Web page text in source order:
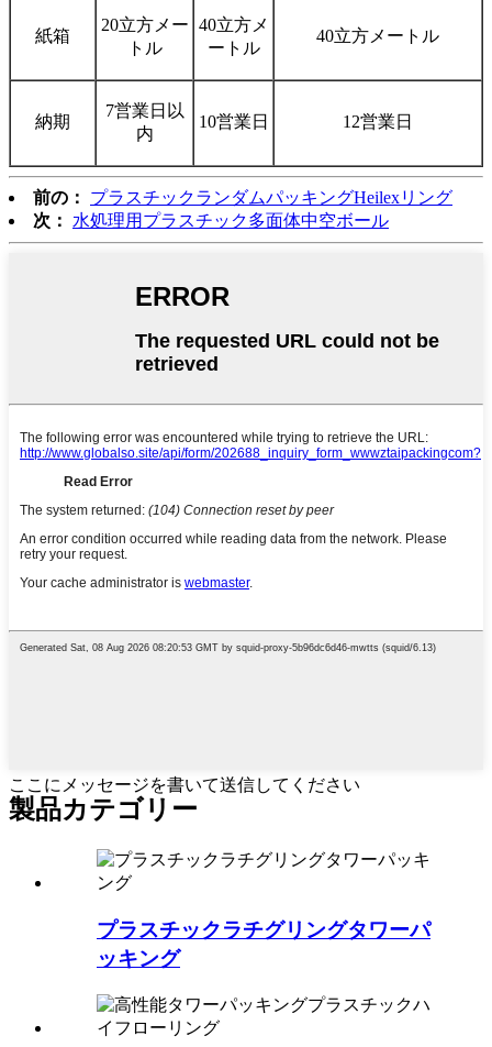
紙箱
20立方メー
トル
40立方メ
ートル
40立方メートル
納期
7営業日以
内
10営業日 12営業日
前の：
プラスチックランダムパッキングHeilexリング
次：
水処理用プラスチック多面体中空ボール
ここにメッセージを書いて送信してください
製品カテゴリー
プラスチックラチグリングタワーパ
ッキング